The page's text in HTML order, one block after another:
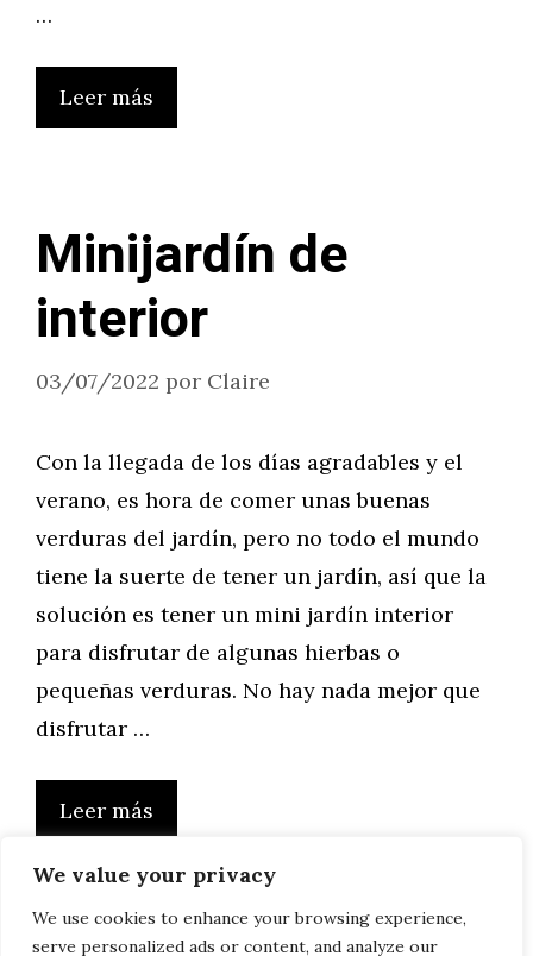
We value your privacy
We use cookies to enhance your browsing experience,
serve personalized ads or content, and analyze our
…
Leer más
Minijardín de
interior
03/07/2022 por Claire
Con la llegada de los días agradables y el
verano, es hora de comer unas buenas
verduras del jardín, pero no todo el mundo
tiene la suerte de tener un jardín, así que la
solución es tener un mini jardín interior
para disfrutar de algunas hierbas o
pequeñas verduras. No hay nada mejor que
disfrutar …
Leer más